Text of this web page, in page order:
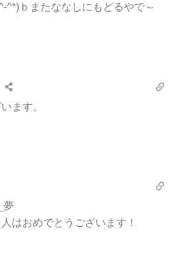
^*)ｂまたななしにもどるやで～
ます。
夢
はおめでとうございます！